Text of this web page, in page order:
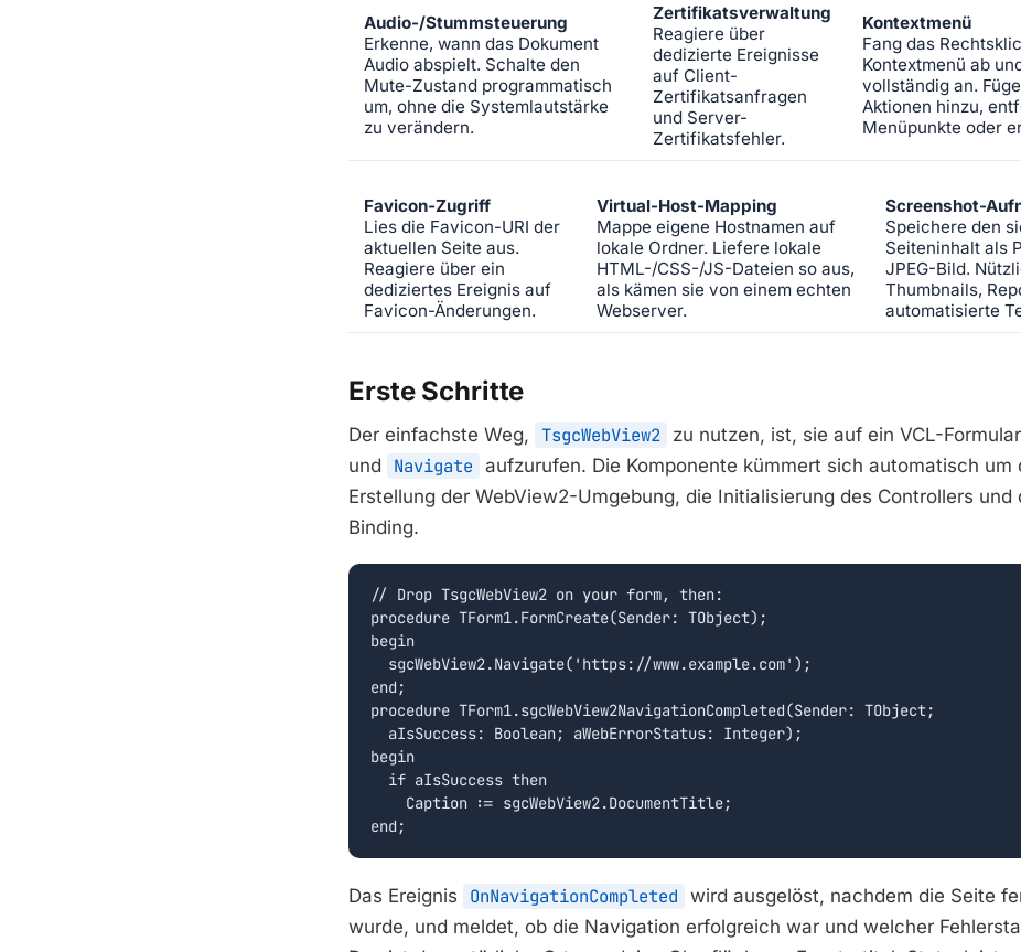
Audio-/Stummsteuerung
Erkenne, wann das Dokument
Audio abspielt. Schalte den
Mute-Zustand programmatisch
um, ohne die Systemlautstärke
zu verändern.
Zertifikatsverwaltung
Reagiere über
dedizierte Ereignisse
auf Client-
Zertifikatsanfragen
und Server-
Zertifikatsfehler.
Kontextmenü
Fang das
Kontextmenü ab
vollständig an.
Aktionen hinzu,
Menüpunkte oder
Favicon-Zugriff
Lies die Favicon-URI der
aktuellen Seite aus.
Reagiere über ein
dediziertes Ereignis auf
Favicon-Änderungen.
Virtual-Host-Mapping
Mappe eigene Hostnamen auf
lokale Ordner. Liefere lokale
HTML-/CSS-/JS-Dateien so aus,
als kämen sie von einem echten
Webserver.
Screenshot-
Speichere den
Seiteninhalt als
JPEG-Bild.
Thumbnails,
automatisierte
Erste Schritte
Der einfachste Weg, TsgcWebView2 zu nutzen, ist, sie auf ein VCL-
und
Navigate aufzurufen. Die Komponente kümmert sich automatisch um
Erstellung der WebView2-Umgebung, die Initialisierung des Controllers und
Binding.
// Drop TsgcWebView2 on your form, then:
procedure TForm1.FormCreate(Sender: TObject);
begin
  sgcWebView2.Navigate('https://www.example.com');
end;
procedure TForm1.sgcWebView2NavigationCompleted(Sender: TObject;
  aIsSuccess: Boolean; aWebErrorStatus: Integer);
begin
  if aIsSuccess then
    Caption := sgcWebView2.DocumentTitle;
end;
Das Ereignis OnNavigationCompleted wird ausgelöst, nachdem die Seite
wurde, und meldet, ob die Navigation erfolgreich war und welcher